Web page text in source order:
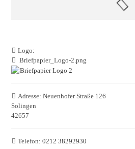
Logo:
Briefpapier_Logo-2.png
Adresse: Neuenhofer Straße 126
Solingen
42657
Telefon: 0212 38292930